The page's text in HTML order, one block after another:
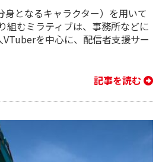
身となるキャラクター）を用いて
組むミラティブは、事務所などに
を中心に、配信者支援サー
記事を読む